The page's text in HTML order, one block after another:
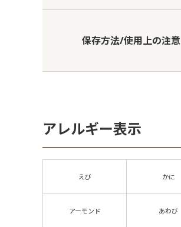
保存方法/使用上の注意
アレルギー表示
えび かに
アーモンド あわび